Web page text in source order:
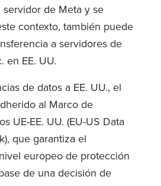
de Meta y se
contexto, también puede
a servidores de
en EE. UU.
de datos a EE. UU., el
al Marco de
UE-EE. UU. (EU-US Data
que garantiza el
europeo de protección
de una decisión de